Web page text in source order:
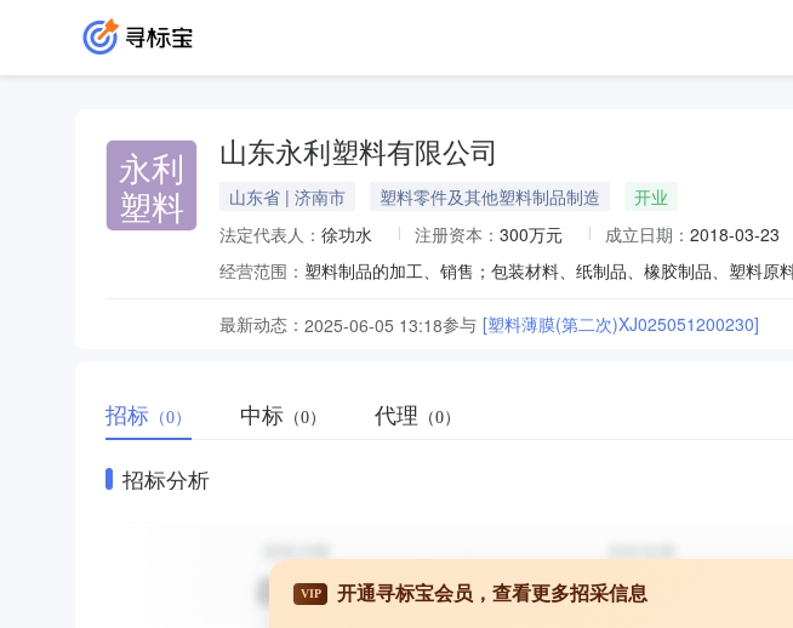
永利
塑料
山东永利塑料有限公司
山东省 | 济南市 塑料零件及其他塑料制品制造
开业
法定代表人： 徐功水 注册资本： 300万元 成立日期： 2018-03-23
经营范围：
最新动态： 2025-06-05 13:18参与 [塑料薄膜(第二次)XJ025051200230]
招标 （0） 中标 （0） 代理 （0）
招标分析
VIP 开通寻标宝会员，查看更多招采信息